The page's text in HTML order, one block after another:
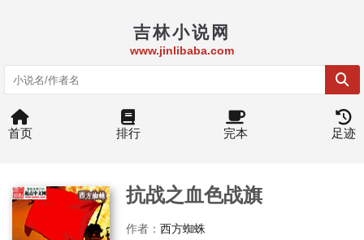
吉林小说网
www.jinlibaba.com
首页 排行 完本 足迹
抗战之血色战旗
作者： 西方蜘蛛